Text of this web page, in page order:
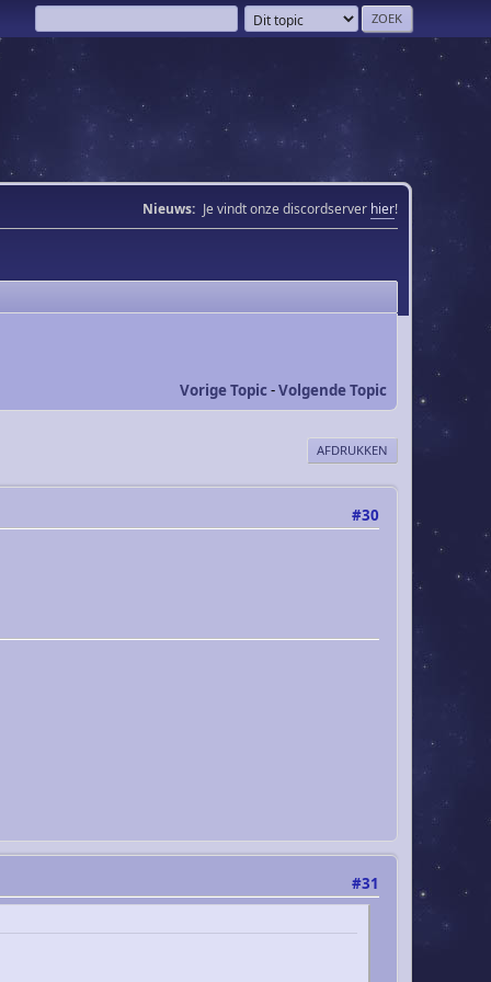
Nieuws: Je vindt onze discordserver hier!
Vorige Topic-Volgende Topic
AFDRUKKEN
#30
#31